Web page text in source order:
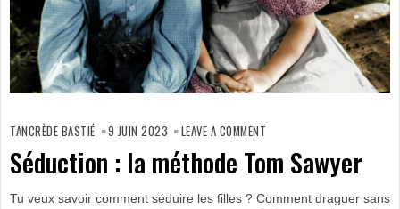
TANCRÈDE BASTIÉ 9 JUIN 2023 LEAVE A COMMENT
MÉTHODE
TOM
SAWYER
Séduction : la méthode Tom Sawyer
Tu veux savoir comment séduire les filles ? Comment draguer sans